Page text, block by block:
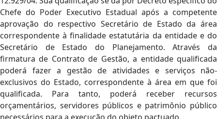
Chefe do Poder Executivo Estadual após a competente
aprovação do respectivo Secretário de Estado da área
correspondente à finalidade estatutária da entidade e do
Secretário de Estado do Planejamento. Através da
firmatura de Contrato de Gestão, a entidade qualificada
poderá fazer a gestão de atividades e serviços não-
exclusivos do Estado, correspondente à área em que foi
qualificada. Para tanto, poderá receber recursos
orçamentários, servidores públicos e patrimônio público